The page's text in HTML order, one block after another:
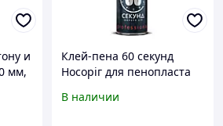
и
мм,
Клей-пена 60 секунд
Носоріг для пенопласта
Носоріг 850 г
В наличии